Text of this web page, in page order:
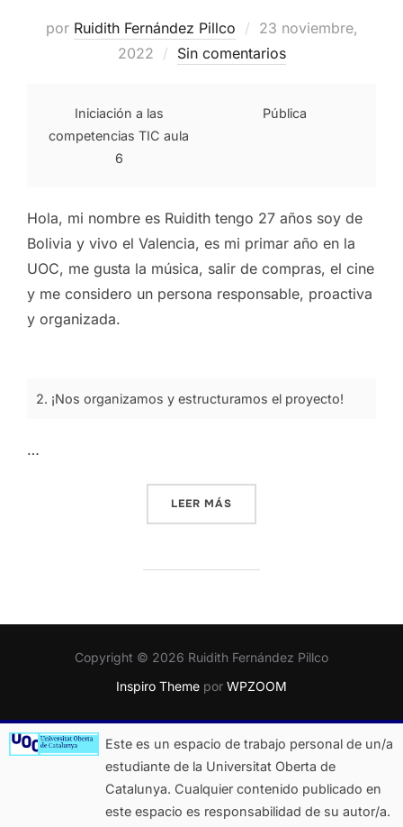
por Ruidith Fernández Pillco
Publicado
el
23 noviembre,
2022
Sin comentarios
Iniciación a las
competencias TIC aula
6
Pública
Hola, mi nombre es Ruidith tengo 27 años soy de
Bolivia y vivo el Valencia, es mi primar año en la
UOC, me gusta la música, salir de compras, el cine
y me considero un persona responsable, proactiva
y organizada.
2. ¡Nos organizamos y estructuramos el proyecto!
…
LEER MÁS
Copyright © 2026 Ruidith Fernández Pillco
Inspiro Theme por WPZOOM
Este es un espacio de trabajo personal de un/a
estudiante de la Universitat Oberta de
Catalunya. Cualquier contenido publicado en
este espacio es responsabilidad de su autor/a.